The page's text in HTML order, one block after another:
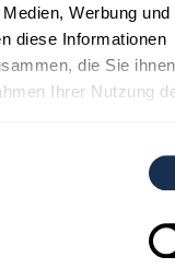
Werbung und
diese Informationen
die Sie ihnen
Ihrer Nutzung